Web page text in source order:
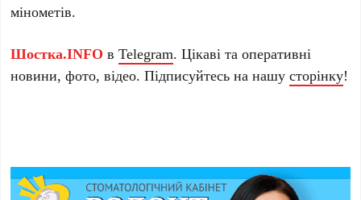
мінометів.
Шостка.INFO вTelegram. Цікаві та оперативні
новини, фото, відео. Підписуйтесь на нашусторінку!